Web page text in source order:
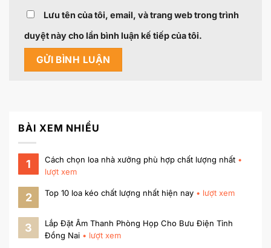
Lưu tên của tôi, email, và trang web trong trình
duyệt này cho lần bình luận kế tiếp của tôi.
BÀI XEM NHIỀU
1 Cách chọn loa nhà xưởng phù hợp chất lượng nhất •
lượt xem
2 Top 10 loa kéo chất lượng nhất hiện nay • lượt xem
3
Lắp Đặt Âm Thanh Phòng Họp Cho Bưu Điện Tỉnh
Đồng Nai • lượt xem